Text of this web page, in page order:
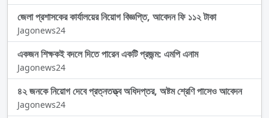
জেলা প্রশাসকের কার্যালয়ের নিয়োগ বিজ্ঞপ্তি, আবেদন ফি ১১২ টাকা
Jagonews24
একজন শিক্ষকই বদলে দিতে পারেন একটি প্রজন্ম: এমপি এনাম
Jagonews24
৪২ জনকে নিয়োগ দেবে প্রত্নতত্ত্ব অধিদপ্তর, অষ্টম শ্রেণি পাসেও আবেদন
Jagonews24